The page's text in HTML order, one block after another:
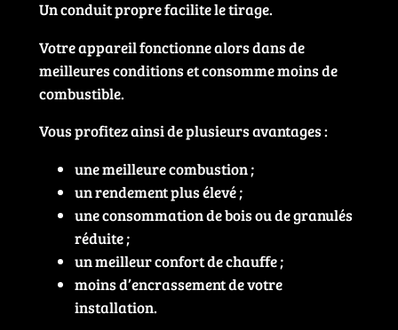
Un conduit propre facilite le tirage.
Votre appareil fonctionne alors dans de
meilleures conditions et consomme moins de
combustible.
Vous profitez ainsi de plusieurs avantages :
une meilleure combustion ;
un rendement plus élevé ;
une consommation de bois ou de granulés
réduite ;
un meilleur confort de chauffe ;
moins d’encrassement de votre
installation.